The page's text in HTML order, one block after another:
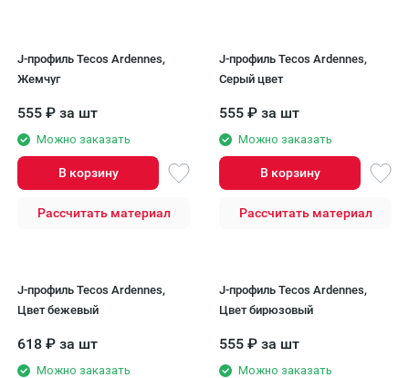
J-профиль Tecos Ardennes,
Жемчуг
555 ₽ за шт
Можно заказать
В корзину
Рассчитать материал
J-профиль Tecos Ardennes,
Серый цвет
555 ₽ за шт
Можно заказать
В корзину
Рассчитать материал
J-профиль Tecos Ardennes,
Цвет бежевый
618 ₽ за шт
Можно заказать
J-профиль Tecos Ardennes,
Цвет бирюзовый
555 ₽ за шт
Можно заказать